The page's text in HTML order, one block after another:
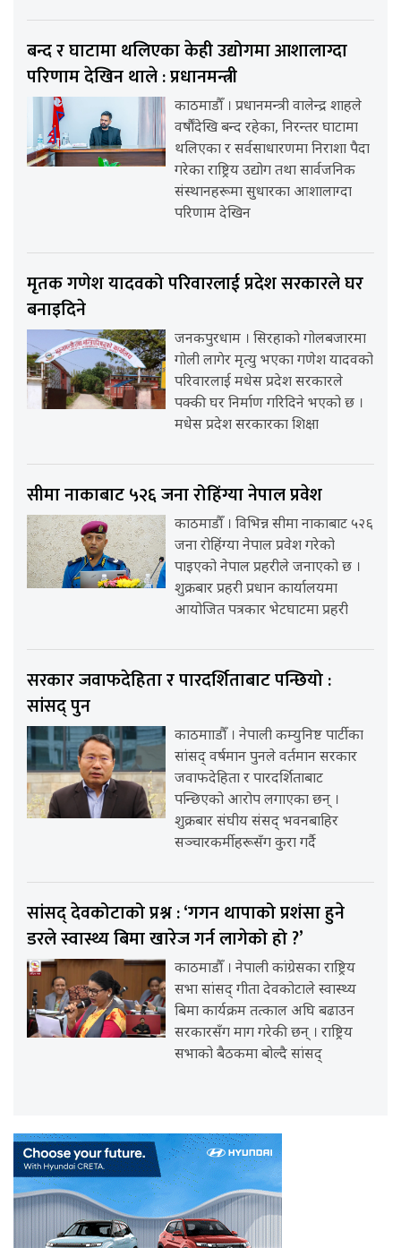
बन्द र घाटामा थलिएका केही उद्योगमा आशालाग्दा
परिणाम देखिन थाले : प्रधानमन्त्री
काठमाडौँ । प्रधानमन्त्री वालेन्द्र शाहले
वर्षौंदेखि बन्द रहेका, निरन्तर घाटामा
थलिएका र सर्वसाधारणमा निराशा पैदा
गरेका राष्ट्रिय उद्योग तथा सार्वजनिक
संस्थानहरूमा सुधारका आशालाग्दा
परिणाम देखिन
मृतक गणेश यादवको परिवारलाई प्रदेश सरकारले घर
बनाइदिने
जनकपुरधाम । सिरहाको गोलबजारमा
गोली लागेर मृत्यु भएका गणेश यादवको
परिवारलाई मधेस प्रदेश सरकारले
पक्की घर निर्माण गरिदिने भएको छ ।
मधेस प्रदेश सरकारका शिक्षा
सीमा नाकाबाट ५२६ जना रोहिंग्या नेपाल प्रवेश
काठमाडौँ । विभिन्न सीमा नाकाबाट ५२६
जना रोहिंग्या नेपाल प्रवेश गरेको
पाइएको नेपाल प्रहरीले जनाएको छ ।
शुक्रबार प्रहरी प्रधान कार्यालयमा
आयोजित पत्रकार भेटघाटमा प्रहरी
सरकार जवाफदेहिता र पारदर्शिताबाट पन्छियो :
सांसद् पुन
काठमााडौँ । नेपाली कम्युनिष्ट पार्टीका
सांसद् वर्षमान पुनले वर्तमान सरकार
जवाफदेहिता र पारदर्शिताबाट
पन्छिएको आरोप लगाएका छन् ।
शुक्रबार संघीय संसद् भवनबाहिर
सञ्चारकर्मीहरूसँग कुरा गर्दै
सांसद् देवकोटाको प्रश्न : ‘गगन थापाको प्रशंसा हुने
डरले स्वास्थ्य बिमा खारेज गर्न लागेको हो ?’
काठमाडौँ । नेपाली कांग्रेसका राष्ट्रिय
सभा सांसद् गीता देवकोटाले स्वास्थ्य
बिमा कार्यक्रम तत्काल अघि बढाउन
सरकारसँग माग गरेकी छन् । राष्ट्रिय
सभाको बैठकमा बोल्दै सांसद्